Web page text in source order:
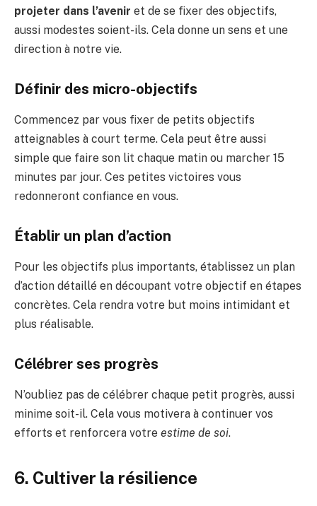
projeter dans l’avenir et de se fixer des objectifs,
aussi modestes soient-ils. Cela donne un sens et une
direction à notre vie.
Définir des micro-objectifs
Commencez par vous fixer de petits objectifs
atteignables à court terme. Cela peut être aussi
simple que faire son lit chaque matin ou marcher 15
minutes par jour. Ces petites victoires vous
redonneront confiance en vous.
Établir un plan d’action
Pour les objectifs plus importants, établissez un plan
d’action détaillé en découpant votre objectif en étapes
concrètes. Cela rendra votre but moins intimidant et
plus réalisable.
Célébrer ses progrès
N’oubliez pas de célébrer chaque petit progrès, aussi
minime soit-il. Cela vous motivera à continuer vos
efforts et renforcera votre estime de soi.
6. Cultiver la résilience